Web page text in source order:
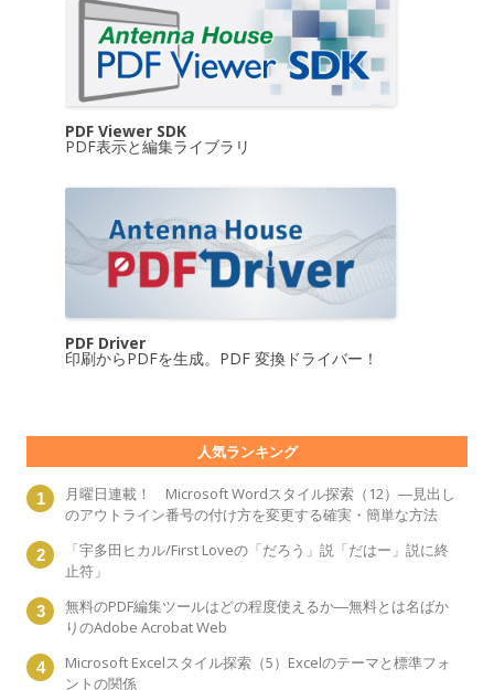
PDF Viewer SDK
PDF表示と編集ライブラリ
PDF Driver
印刷からPDFを生成。PDF 変換ドライバー！
人気ランキング
月曜日連載！ Microsoft Wordスタイル探索（12）―見出し
のアウトライン番号の付け方を変更する確実・簡単な方法
「宇多田ヒカル/First Loveの「だろう」説「だはー」説に終
止符」
無料のPDF編集ツールはどの程度使えるか―無料とは名ばか
りのAdobe Acrobat Web
Microsoft Excelスタイル探索（5）Excelのテーマと標準フォ
ントの関係